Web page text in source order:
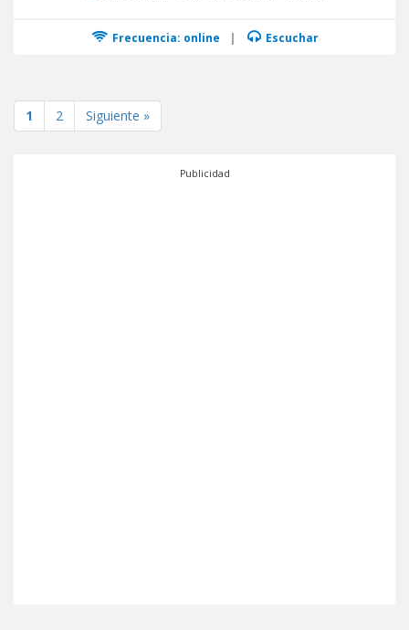
Frecuencia: online | Escuchar
1 2 Siguiente »
Publicidad